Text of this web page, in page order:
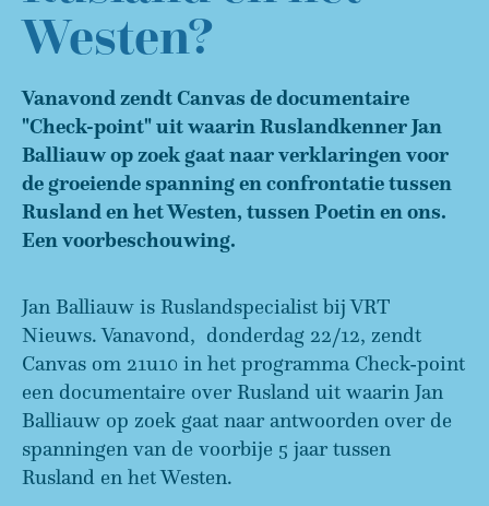
Westen?
Vanavond zendt Canvas de documentaire
"Check-point" uit waarin Ruslandkenner Jan
Balliauw op zoek gaat naar verklaringen voor
de groeiende spanning en confrontatie tussen
Rusland en het Westen, tussen Poetin en ons.
Een voorbeschouwing.
Jan Balliauw is Ruslandspecialist bij VRT
Nieuws. Vanavond, donderdag 22/12, zendt
Canvas om 21u10 in het programma Check-point
een documentaire over Rusland uit waarin Jan
Balliauw op zoek gaat naar antwoorden over de
spanningen van de voorbije 5 jaar tussen
Rusland en het Westen.